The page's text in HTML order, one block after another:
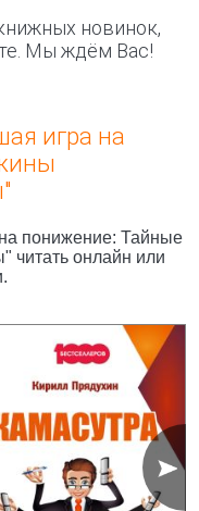
новинок,
Мы ждём Вас!
игра на
понижение: Тайные
читать онлайн или